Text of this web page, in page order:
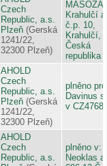
Czech
Republic, a.s.
Plzeň (Gerská
1241/22,
32300 Plzeň)
Krahulčí
č.p. 10,
Krahulčí,
Česká
republika
AHOLD
Czech
Republic, a.s.
Plzeň (Gerská
1241/22,
32300 Plzeň)
plněno pro
Davinus
v
AHOLD
Czech
Republic, a.s.
plněno v:
Neoklas